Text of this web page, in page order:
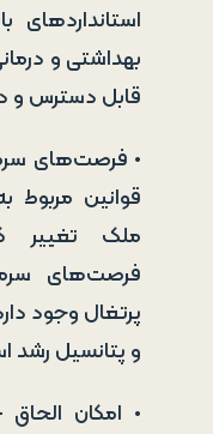
بهداشتی و
قابل دسترس و
• فرصت‌های
قوانین مربوط
ملک تغییر
فرصت‌های
پرتغال وجود
و پتانسیل رشد
• امکان